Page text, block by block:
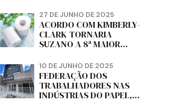
da dignidade sindical.
27 DE JUNHO DE 2025
ACORDO COM KIMBERLY-
CLARK TORNARIA
SUZANO A 8ª MAIOR
HIGIÊNICO DO MUNDO,
DIZ FITCH
10 DE JUNHO DE 2025
FEDERAÇÃO DOS
TRABALHADORES NAS
INDÚSTRIAS DO PAPEL,